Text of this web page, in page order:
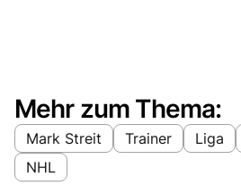
Mehr zum Thema:
Mark Streit Trainer Liga
NHL